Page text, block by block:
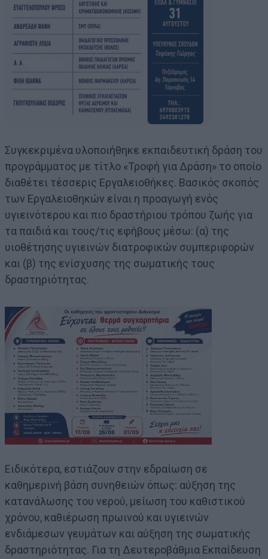
Συγκεκριμένα υλοποιήθηκε εκπαιδευτική δράση του
προγράμματος με τίτλο «Τροφή για Δράση» το οποίο
διαθέτει τέσσερις Εργαλειοθήκες. Βασικός σκοπός
των Εργαλειοθηκών είναι η προαγωγή ενός
υγιεινότερου και πιο δραστήριου τρόπου ζωής για
τα παιδιά και τους/τις εφήβους μέσω: (α) της
υιοθέτησης υγιεινών διατροφικών συμπεριφορών
και (β) της ενίσχυσης της σωματικής τους
δραστηριότητας.
Ειδικότερα, εστιάζουν στην εδραίωση σε
καθημερινή βάση συνηθειών όπως: αύξηση της
κατανάλωσης του νερού, μείωση του καθιστικού
χρόνου, καθιέρωση πρωινού και υγιεινών
ενδιάμεσων γευμάτων και αύξηση της σωματικής
δραστηριότητας. Για τη Δευτεροβάθμια Εκπαίδευση